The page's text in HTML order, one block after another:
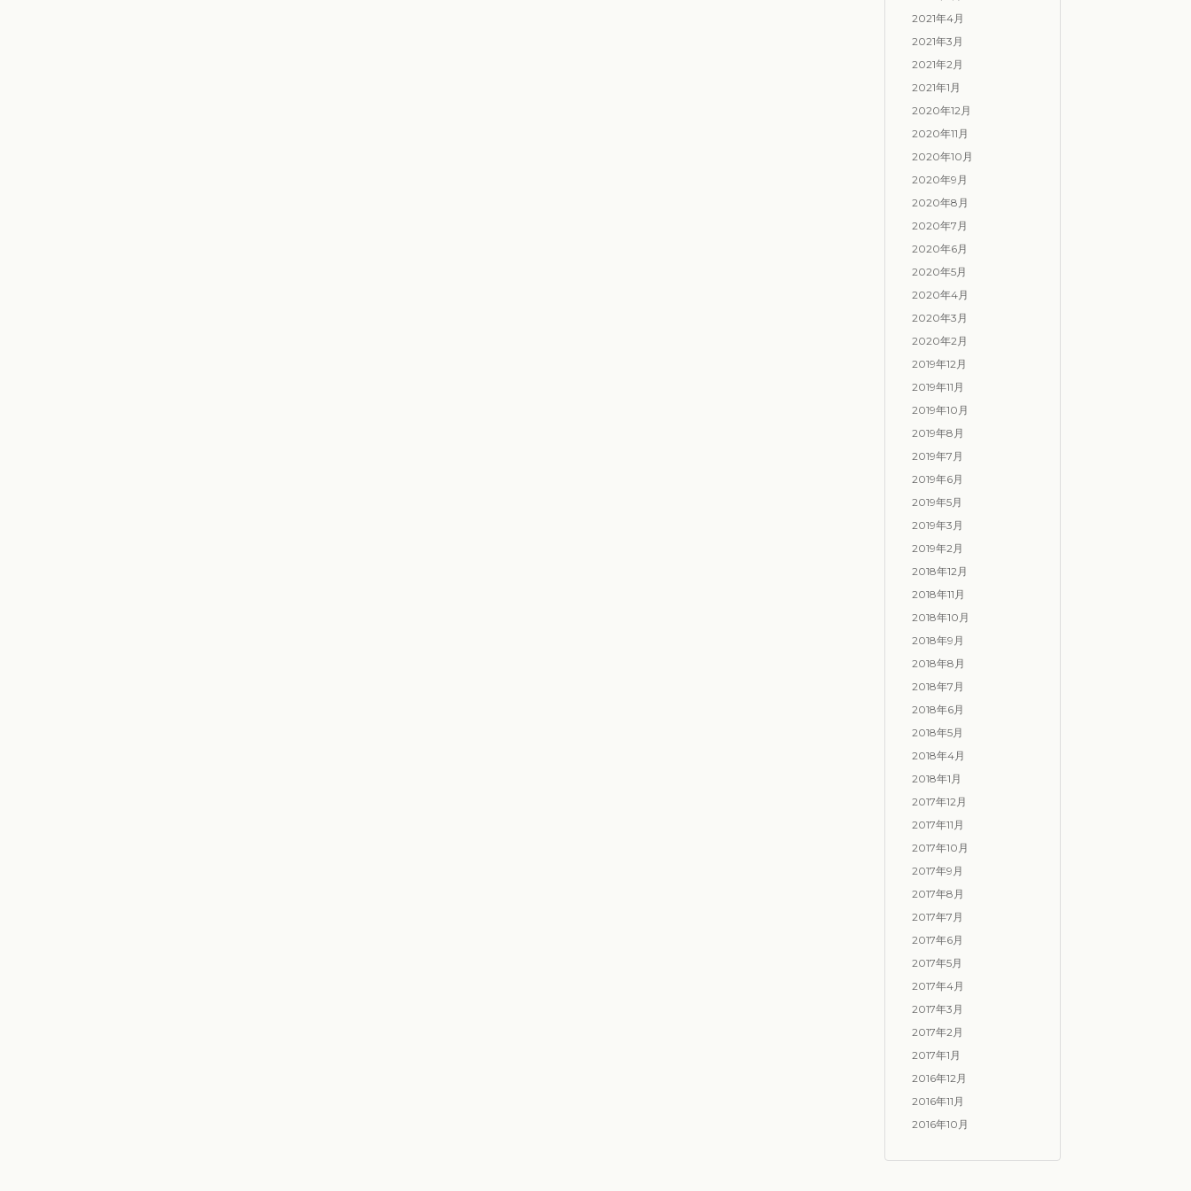
2021年4月
2021年3月
2021年2月
2021年1月
2020年12月
2020年11月
2020年10月
2020年9月
2020年8月
2020年7月
2020年6月
2020年5月
2020年4月
2020年3月
2020年2月
2019年12月
2019年11月
2019年10月
2019年8月
2019年7月
2019年6月
2019年5月
2019年3月
2019年2月
2018年12月
2018年11月
2018年10月
2018年9月
2018年8月
2018年7月
2018年6月
2018年5月
2018年4月
2018年1月
2017年12月
2017年11月
2017年10月
2017年9月
2017年8月
2017年7月
2017年6月
2017年5月
2017年4月
2017年3月
2017年2月
2017年1月
2016年12月
2016年11月
2016年10月